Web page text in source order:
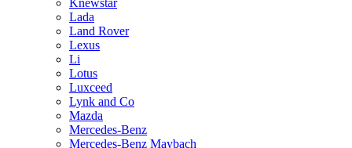
Knewstar
Lada
Land Rover
Lexus
Li
Lotus
Luxceed
Lynk and Co
Mazda
Mercedes-Benz
Mercedes-Benz Maybach